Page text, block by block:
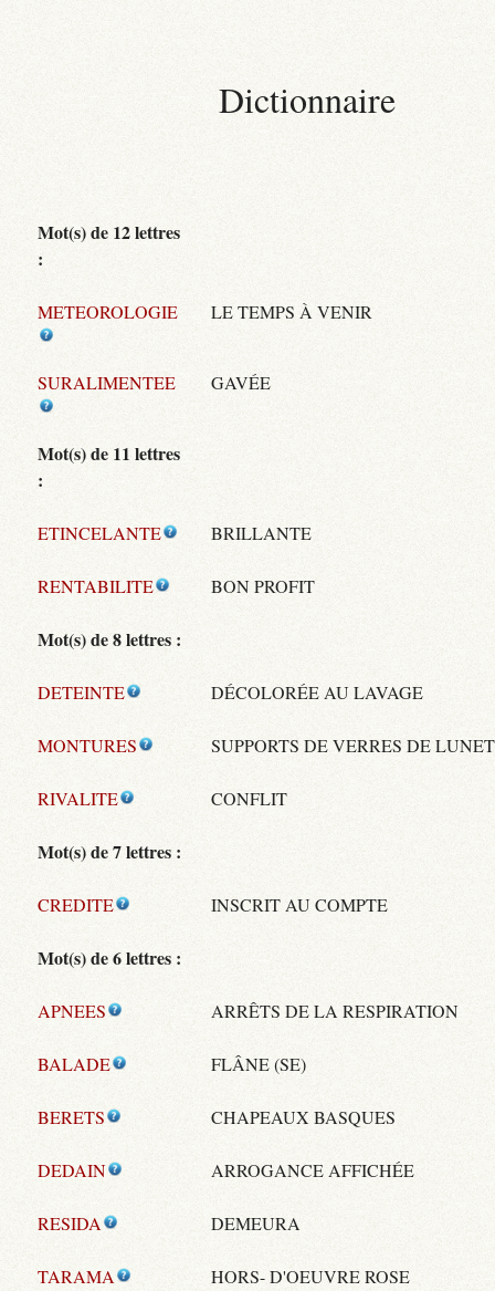
Dictionnaire
Mot(s) de 12 lettres
:
METEOROLOGIE LE TEMPS À VENIR
SURALIMENTEE GAVÉE
Mot(s) de 11 lettres
:
ETINCELANTE BRILLANTE
RENTABILITE BON PROFIT
Mot(s) de 8 lettres :
DETEINTE DÉCOLORÉE AU LAVAGE
MONTURES SUPPORTS DE VERRES DE
RIVALITE CONFLIT
Mot(s) de 7 lettres :
CREDITE INSCRIT AU COMPTE
Mot(s) de 6 lettres :
APNEES ARRÊTS DE LA RESPIRATION
BALADE FLÂNE (SE)
BERETS CHAPEAUX BASQUES
DEDAIN ARROGANCE AFFICHÉE
RESIDA DEMEURA
TARAMA HORS- D'OEUVRE ROSE